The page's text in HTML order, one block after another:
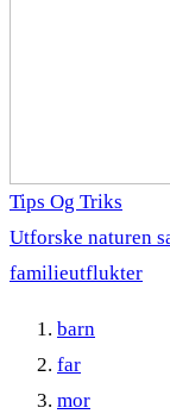
Tips Og Triks
Utforske naturen
familieutflukter
barn
far
mor